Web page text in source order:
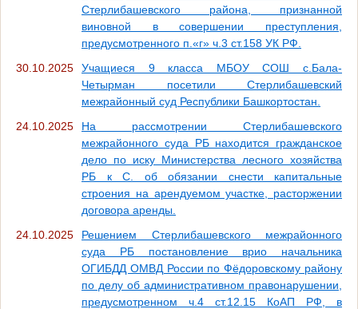
Стерлибашевского района, признанной
виновной в совершении преступления,
предусмотренного п.«г» ч.3 ст.158 УК РФ.
30.10.2025
Учащиеся 9 класса МБОУ СОШ с.Бала-
Четырман посетили Стерлибашевский
межрайонный суд Республики Башкортостан.
24.10.2025
На рассмотрении Стерлибашевского
межрайонного суда РБ находится гражданское
дело по иску Министерства лесного хозяйства
РБ к С. об обязании снести капитальные
строения на арендуемом участке, расторжении
договора аренды.
24.10.2025
Решением Стерлибашевского межрайонного
суда РБ постановление врио начальника
ОГИБДД ОМВД России по Фёдоровскому району
по делу об административном правонарушении,
предусмотренном ч.4 ст.12.15 КоАП РФ, в